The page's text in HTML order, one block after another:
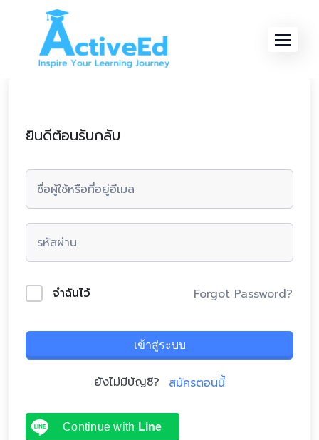
content
ยินดีต้อนรับกลับ
จำฉันไว้ Forgot Password?
เข้าสู่ระบบ
ยังไม่มีบัญชี? สมัครตอนนี้
Continue with Line